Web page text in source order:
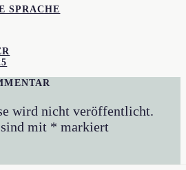
SPRACHE
wird nicht veröffentlicht.
mit * markiert